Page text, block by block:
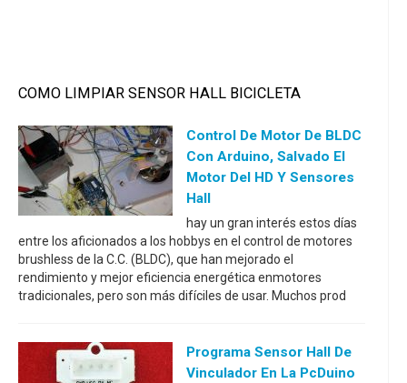
COMO LIMPIAR SENSOR HALL BICICLETA
Control De Motor De BLDC
Con Arduino, Salvado El
Motor Del HD Y Sensores
Hall
hay un gran interés estos días
entre los aficionados a los hobbys en el control de motores
brushless de la C.C. (BLDC), que han mejorado el
rendimiento y mejor eficiencia energética enmotores
tradicionales, pero son más difíciles de usar. Muchos prod
Programa Sensor Hall De
Vinculador En La PcDuino